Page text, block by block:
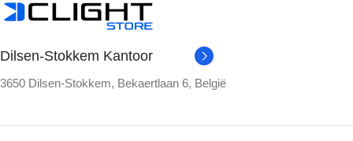
Dilsen-Stokkem Kantoor
3650 Dilsen-Stokkem, Bekaertlaan 6, België